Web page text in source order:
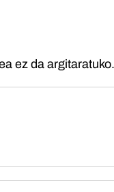
ez da argitaratuko.